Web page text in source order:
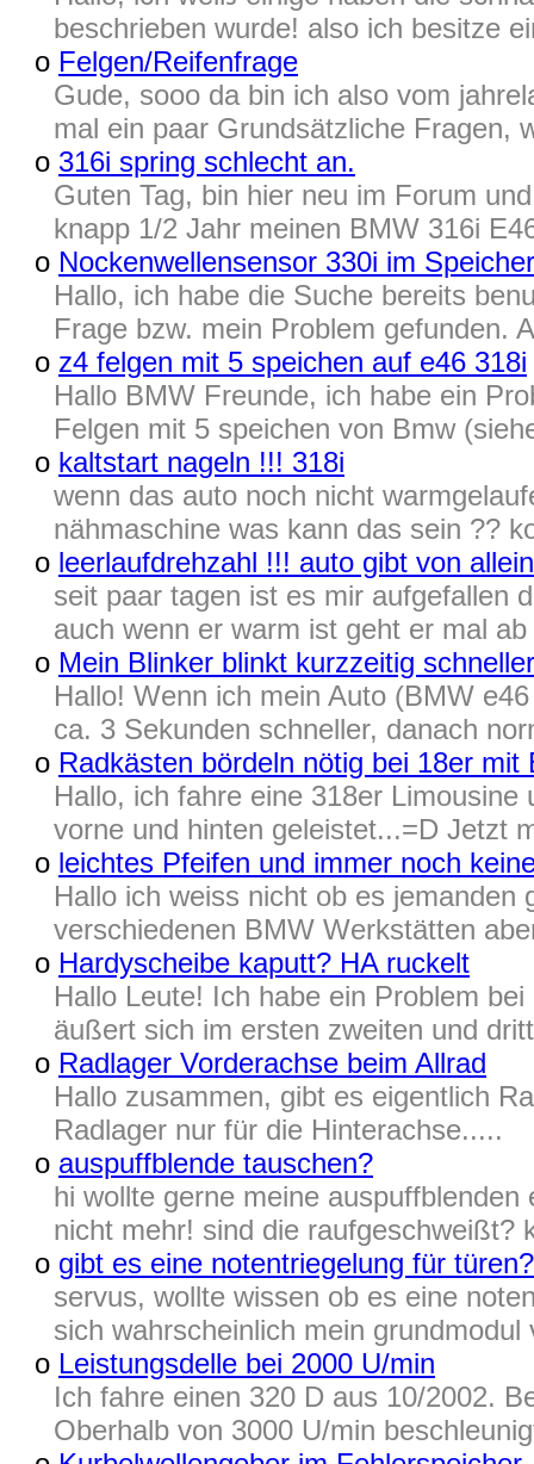
beschrieben wurde! also ich besitze
o Felgen/Reifenfrage
Gude, sooo da bin ich also vom
mal ein paar Grundsätzliche Fragen,
o 316i spring schlecht an.
Guten Tag, bin hier neu im Forum
knapp 1/2 Jahr meinen BMW 316i
o Nockenwellensensor 330i im
Hallo, ich habe die Suche bereits
Frage bzw. mein Problem gefunden.
o z4 felgen mit 5 speichen auf e46 318i
Hallo BMW Freunde, ich habe ein
Felgen mit 5 speichen von Bmw
o kaltstart nageln !!! 318i
wenn das auto noch nicht
nähmaschine was kann das sein ??
o leerlaufdrehzahl !!! auto gibt von
seit paar tagen ist es mir aufgefallen
auch wenn er warm ist geht er mal
o Mein Blinker blinkt kurzzeitig schneller
Hallo! Wenn ich mein Auto (BMW
ca. 3 Sekunden schneller, danach
o Radkästen bördeln nötig bei 18er mit
Hallo, ich fahre eine 318er
vorne und hinten geleistet...=D Jetzt
o leichtes Pfeifen und immer noch
Hallo ich weiss nicht ob es
verschiedenen BMW Werkstätten
o Hardyscheibe kaputt? HA ruckelt
Hallo Leute! Ich habe ein Problem
äußert sich im ersten zweiten und
o Radlager Vorderachse beim Allrad
Hallo zusammen, gibt es eigentlich
Radlager nur für die Hinterachse.....
o auspuffblende tauschen?
hi wollte gerne meine
nicht mehr! sind die raufgeschweißt?
o gibt es eine notentriegelung für türen?
servus, wollte wissen ob es eine
sich wahrscheinlich mein
o Leistungsdelle bei 2000 U/min
Ich fahre einen 320 D aus 10/2002.
Oberhalb von 3000 U/min